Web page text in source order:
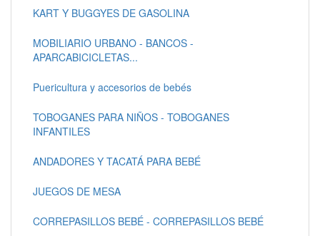
KART Y BUGGYES DE GASOLINA
MOBILIARIO URBANO - BANCOS -
APARCABICICLETAS...
Puericultura y accesorios de bebés
TOBOGANES PARA NIÑOS - TOBOGANES
INFANTILES
ANDADORES Y TACATÁ PARA BEBÉ
JUEGOS DE MESA
CORREPASILLOS BEBÉ - CORREPASILLOS BEBÉ